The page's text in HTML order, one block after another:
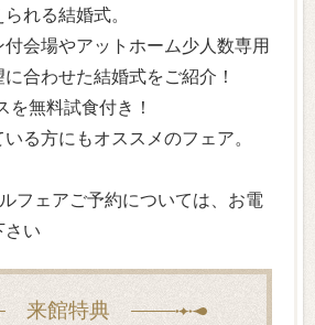
れる結婚式。
会場やアットホーム少人数専用
合わせた結婚式をご紹介！
無料試食付き！
る方にもオススメのフェア。
フェアご予約については、お電
さい
来館特典